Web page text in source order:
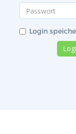
Login